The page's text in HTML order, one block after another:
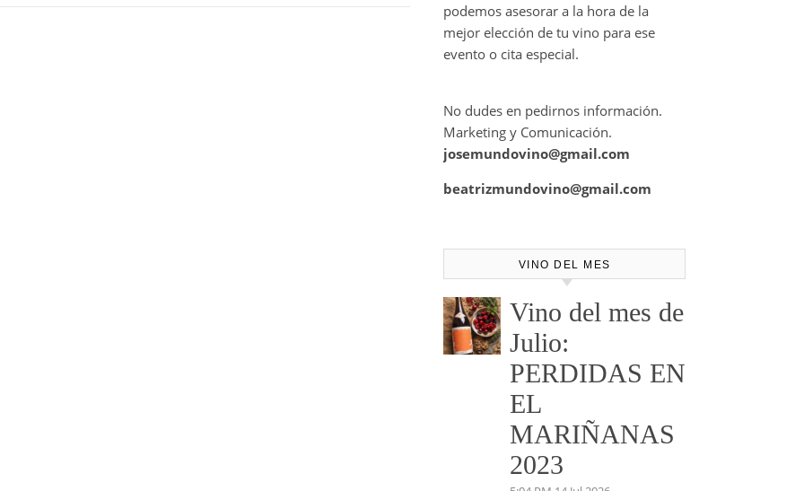
podemos asesorar a la hora de la
mejor elección de tu vino para ese
evento o cita especial.
No dudes en pedirnos información.
Marketing y Comunicación.
josemundovino@gmail.com
beatrizmundovino@gmail.com
VINO DEL MES
Vino del mes de
Julio:
PERDIDAS EN
EL
MARIÑANAS
2023